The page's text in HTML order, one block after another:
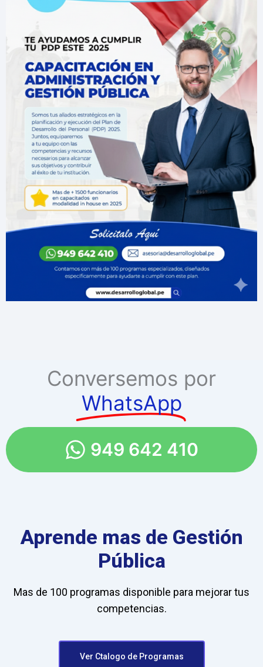
Conversemos por
WhatsApp
949 642 410
Aprende mas de Gestión
Pública
Mas de 100 programas disponible para mejorar tus
competencias.
Ver Ctalogo de Programas